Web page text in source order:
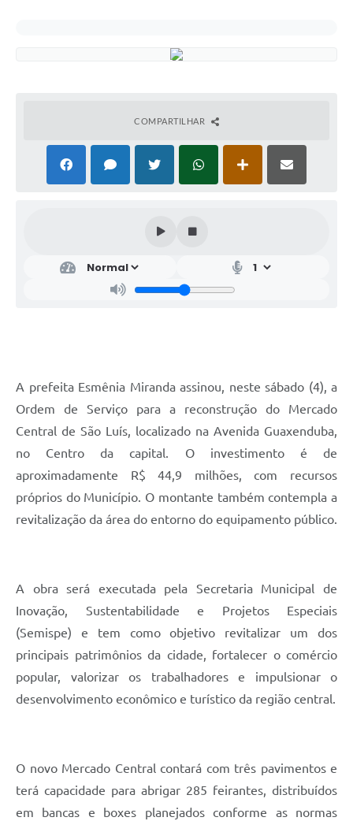
COMPARTILHAR
A prefeita Esmênia Miranda assinou, neste sábado (4), a
Ordem de Serviço para a reconstrução do Mercado
Central de São Luís, localizado na Avenida Guaxenduba,
no Centro da capital. O investimento é de
aproximadamente R$ 44,9 milhões, com recursos
próprios do Município. O montante também contempla a
revitalização da área do entorno do equipamento público.
A obra será executada pela Secretaria Municipal de
Inovação, Sustentabilidade e Projetos Especiais
(Semispe) e tem como objetivo revitalizar um dos
principais patrimônios da cidade, fortalecer o comércio
popular, valorizar os trabalhadores e impulsionar o
desenvolvimento econômico e turístico da região central.
O novo Mercado Central contará com três pavimentos e
terá capacidade para abrigar 285 feirantes, distribuídos
em bancas e boxes planejados conforme as normas